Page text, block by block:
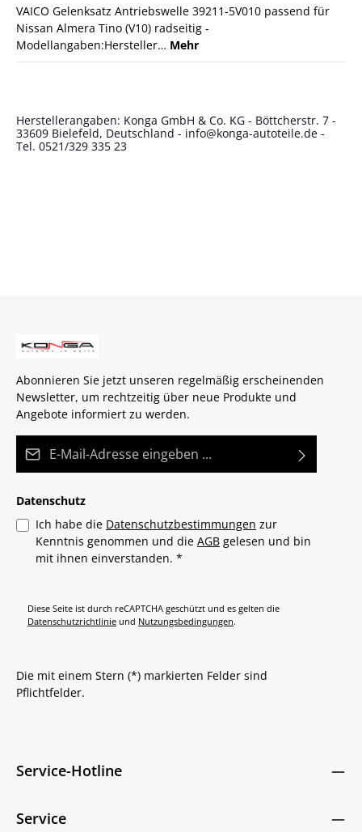
VAICO Gelenksatz Antriebswelle 39211-5V010 passend für
Nissan Almera Tino (V10) radseitig -
Modellangaben:Hersteller… Mehr
Herstellerangaben: Konga GmbH & Co. KG - Böttcherstr. 7 -
33609 Bielefeld, Deutschland - info@konga-autoteile.de -
Tel. 0521/329 335 23
Abonnieren Sie jetzt unseren regelmäßig erscheinenden
Newsletter, um rechtzeitig über neue Produkte und
Angebote informiert zu werden.
Datenschutz
Ich habe die Datenschutzbestimmungen zur
Kenntnis genommen und die AGB gelesen und bin
mit ihnen einverstanden. *
Diese Seite ist durch reCAPTCHA geschützt und es gelten die
Datenschutzrichtlinie und Nutzungsbedingungen.
Die mit einem Stern (*) markierten Felder sind
Pflichtfelder.
Service-Hotline
Service